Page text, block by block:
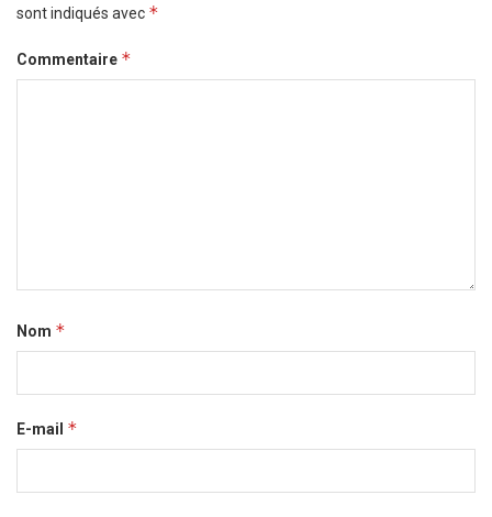
sont indiqués avec *
Commentaire *
Nom *
E-mail *